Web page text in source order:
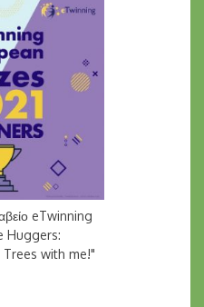
eTwinning
Huggers:
Trees with me!"